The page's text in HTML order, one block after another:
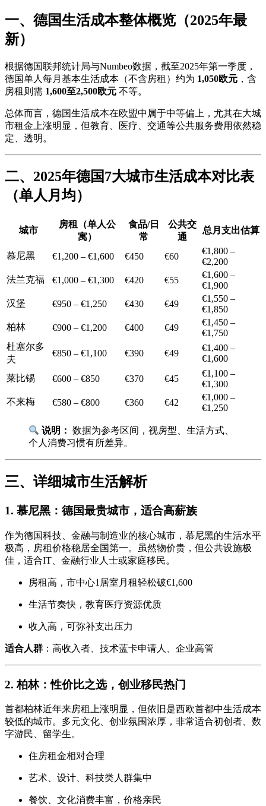
一、德国生活成本整体概览（2025年最
新）
根据德国联邦统计局与Numbeo数据，截至2025年第一季度，
德国单人每月基本生活成本（不含房租）约为 1,050欧元 ，含
房租则需 1,600至2,500欧元 不等。
总体而言，德国生活成本在欧盟中属于中等偏上，尤其在大城
市租金上涨明显，但教育、医疗、交通等公共服务费用依然稳
定、透明。
二、2025年德国7大城市生活成本对比表
（单人月均）
城市
房租（单人公
寓）
食品/日
常
公共交
通
总月支出估算
慕尼黑 €1,200 – €1,600 €450 €60
€1,800 –
€2,200
法兰克福
€1,000 – €1,300 €420 €55
€1,600 –
€1,900
汉堡
€950 – €1,250 €430 €49
€1,550 –
€1,850
柏林
€900 – €1,200 €400 €49
€1,450 –
€1,750
杜塞尔多
夫
€850 – €1,100 €390 €49
€1,400 –
€1,600
莱比锡
€600 – €850 €370 €45
€1,100 –
€1,300
不来梅
€580 – €800 €360 €42
€1,000 –
€1,250
说明： 数据为参考区间，视房型、生活方式、
个人消费习惯有所差异。
三、详细城市生活解析
1. 慕尼黑：德国最贵城市，适合高薪族
作为德国科技、金融与制造业的核心城市，慕尼黑的生活水平
极高，房租价格稳居全国第一。虽然物价贵，但公共设施极
佳，适合IT、金融行业人士或家庭移民。
房租高，市中心1居室月租轻松破€1,600
生活节奏快，教育医疗资源优质
收入高，可弥补支出压力
适合人群 ：高收入者、技术蓝卡申请人、企业高管
2.柏林：性价比之选，创业移民热门
首都柏林近年来房租上涨明显，但依旧是西欧首都中生活成本
较低的城市。多元文化、创业氛围浓厚，非常适合初创者、数
字游民、留学生。
住房租金相对合理
艺术、设计、科技类人群集中
餐饮、文化消费丰富，价格亲民